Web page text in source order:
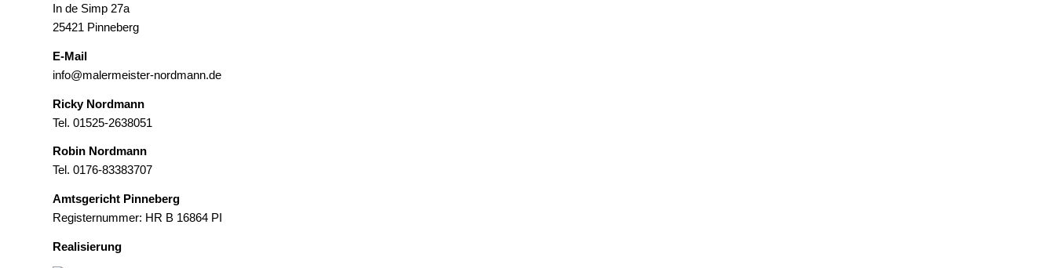
In de Simp 27a
25421 Pinneberg
E-Mail
info@malermeister-nordmann.de
Ricky Nordmann
Tel. 01525-2638051
Robin Nordmann
Tel. 0176-83383707
Amtsgericht Pinneberg
Registernummer: HR B 16864 PI
Realisierung